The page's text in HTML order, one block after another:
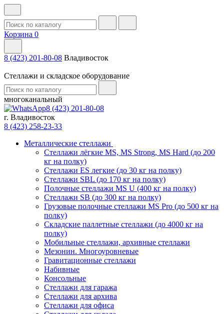
Корзина 0
8 (423) 201-80-08 Владивосток
Стеллажи и складское оборудование
многоканальный
8 (423) 201-80-08
г. Владивосток
8 (423) 258-23-33
Металлические стеллажи
Стеллажи лёгкие MS, MS Strong, MS Hard (до 200
кг на полку)
Стеллажи ES легкие (до 30 кг на полку)
Стеллажи SBL (до 170 кг на полку)
Полочные стеллажи MS U (400 кг на полку)
Стеллажи SB (до 300 кг на полку)
Грузовые полочные стеллажи MS Pro (до 500 кг на
полку)
Складские паллетные стеллажи (до 4000 кг на
полку)
Мобильные стеллажи, архивные стеллажи
Мезонин. Многоуровневые
Гравитационные стеллажи
Набивные
Консольные
Стеллажи для гаража
Стеллажи для архива
Стеллажи для офиса